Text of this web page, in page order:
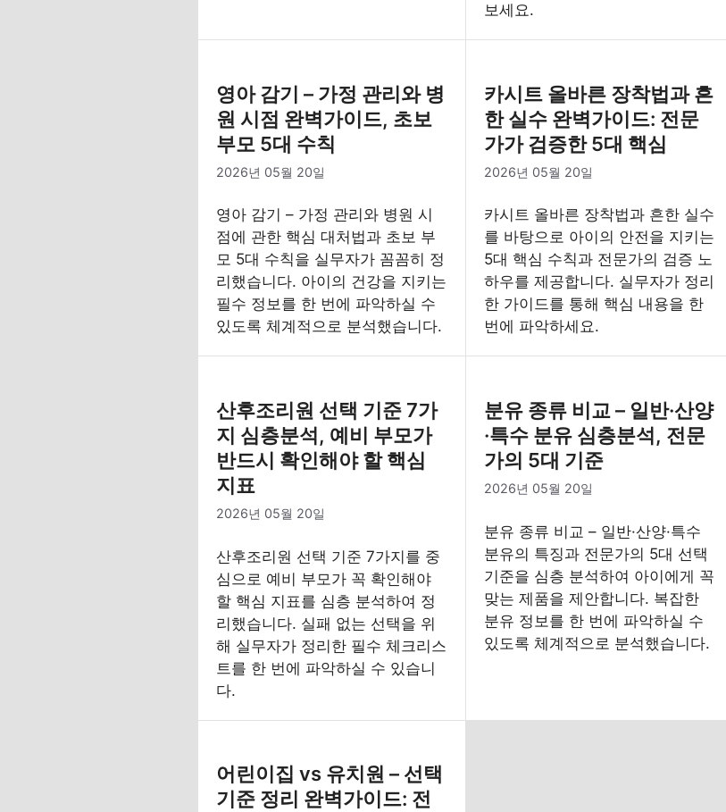
보세요.
영아 감기 – 가정 관리와 병
원 시점 완벽가이드, 초보
부모 5대 수칙
2026년 05월 20일
영아 감기 – 가정 관리와 병원 시
점에 관한 핵심 대처법과 초보 부
모 5대 수칙을 실무자가 꼼꼼히 정
리했습니다. 아이의 건강을 지키는
필수 정보를 한 번에 파악하실 수
있도록 체계적으로 분석했습니다.
카시트 올바른 장착법과 흔
한 실수 완벽가이드: 전문
가가 검증한 5대 핵심
2026년 05월 20일
카시트 올바른 장착법과 흔한 실수
를 바탕으로 아이의 안전을 지키는
5대 핵심 수칙과 전문가의 검증 노
하우를 제공합니다. 실무자가 정리
한 가이드를 통해 핵심 내용을 한
번에 파악하세요.
산후조리원 선택 기준 7가
지 심층분석, 예비 부모가
반드시 확인해야 할 핵심
지표
2026년 05월 20일
산후조리원 선택 기준 7가지를 중
심으로 예비 부모가 꼭 확인해야
할 핵심 지표를 심층 분석하여 정
리했습니다. 실패 없는 선택을 위
해 실무자가 정리한 필수 체크리스
트를 한 번에 파악하실 수 있습니
다.
분유 종류 비교 – 일반·산양
·특수 분유 심층분석, 전문
가의 5대 기준
2026년 05월 20일
분유 종류 비교 – 일반·산양·특수
분유의 특징과 전문가의 5대 선택
기준을 심층 분석하여 아이에게 꼭
맞는 제품을 제안합니다. 복잡한
분유 정보를 한 번에 파악하실 수
있도록 체계적으로 분석했습니다.
어린이집 vs 유치원 – 선택
기준 정리 완벽가이드: 전